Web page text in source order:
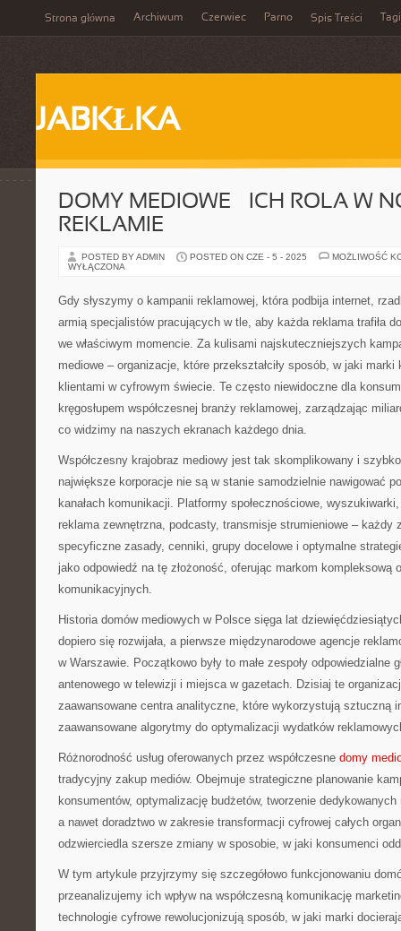
Strona główna Archiwum Czerwiec Parno Spis Treści Tagi
JABKŁKA
DOMY MEDIOWE – ICH ROLA W
REKLAMIE
POSTED BY ADMIN POSTED ON CZE - 5 - 2025
MOŻLIWOŚĆ
WYŁĄCZONA
Gdy słyszymy o kampanii reklamowej, która podbija internet,
armią specjalistów pracujących w tle, aby każda reklama trafiła
we właściwym momencie. Za kulisami najskuteczniejszych
mediowe – organizacje, które przekształciły sposób, w jaki
klientami w cyfrowym świecie. Te często niewidoczne dla
kręgosłupem współczesnej branży reklamowej, zarządzając
co widzimy na naszych ekranach każdego dnia.
Współczesny krajobraz mediowy jest tak skomplikowany i
największe korporacje nie są w stanie samodzielnie nawigować
kanałach komunikacji. Platformy społecznościowe,
reklama zewnętrzna, podcasty, transmisje strumieniowe – każdy
specyficzne zasady, cenniki, grupy docelowe i optymalne
jako odpowiedź na tę złożoność, oferując markom kompleksową
komunikacyjnych.
Historia domów mediowych w Polsce sięga lat
dopiero się rozwijała, a pierwsze międzynarodowe agencje
w Warszawie. Początkowo były to małe zespoły odpowiedzialne
antenowego w telewizji i miejsca w gazetach. Dzisiaj te
zaawansowane centra analityczne, które wykorzystują sztuczną
zaawansowane algorytmy do optymalizacji wydatków
Różnorodność usług oferowanych przez współczesne domy
tradycyjny zakup mediów. Obejmuje strategiczne planowanie
konsumentów, optymalizację budżetów, tworzenie
a nawet doradztwo w zakresie transformacji cyfrowej całych
odzwierciedla szersze zmiany w sposobie, w jaki konsumenci
W tym artykule przyjrzymy się szczegółowo funkcjonowaniu
przeanalizujemy ich wpływ na współczesną komunikację
technologie cyfrowe rewolucjonizują sposób, w jaki marki